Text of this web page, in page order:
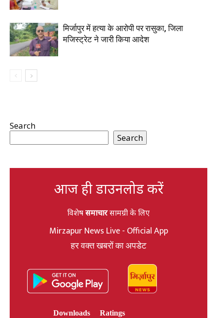
मिर्जापुर में हत्या के आरोपी पर रासुका, जिला
मजिस्ट्रेट ने जारी किया आदेश
Search
Search
आज ही डाउनलोड करें
विशेषसमाचारसामग्री के लिए
Mirzapur News Live - Official App
हर वक्त खबरों का अपडेट
Downloads
Ratings